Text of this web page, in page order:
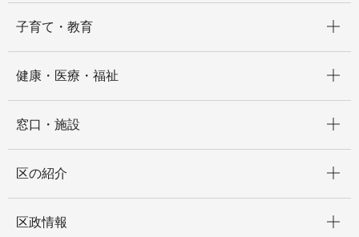
子育て・教育
健康・医療・福祉
窓口・施設
区の紹介
区政情報